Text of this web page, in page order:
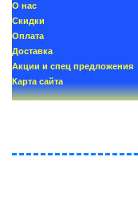
О нас
Скидки
Oплатa
Доставка
Акции и спец предложения
Карта сайта